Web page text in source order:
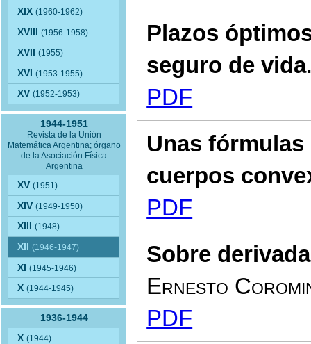
XIX(1960-1962)
XVIII(1956-1958)
XVII(1955)
XVI(1953-1955)
XV(1952-1953)
1944-1951
Revista de la Unión
Matemática Argentina; órgano
de la Asociación Física
Argentina
XV(1951)
XIV(1949-1950)
XIII(1948)
XII(1946-1947)
XI(1945-1946)
X(1944-1945)
1936-1944
X(1944)
Plazos
seguro de vida
PDF
Unas
cuerpos
PDF
Sobre
Ernesto
PDF